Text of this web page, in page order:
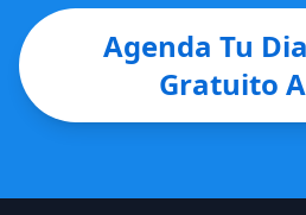
Agenda Tu
Gratuito